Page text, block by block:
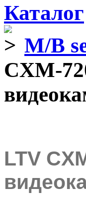
Каталог
M/B
CXM-
LTV